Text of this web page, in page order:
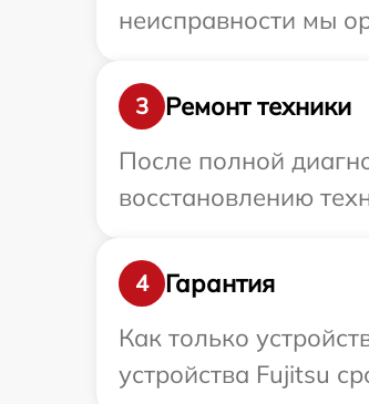
неисправности мы
3
Ремонт техники
После полной
восстановлению
4
Гарантия
Как только
устройства Fujitsu